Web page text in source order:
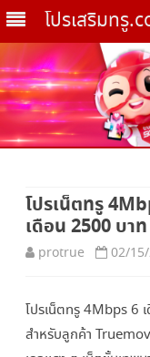
โปรเสริมทรู
โปรเน็ตทรู
เดือน 2500 บาท
protrue 02/
โปรเน็ตทรู 4Mbps 6
สำหรับลูกค้า